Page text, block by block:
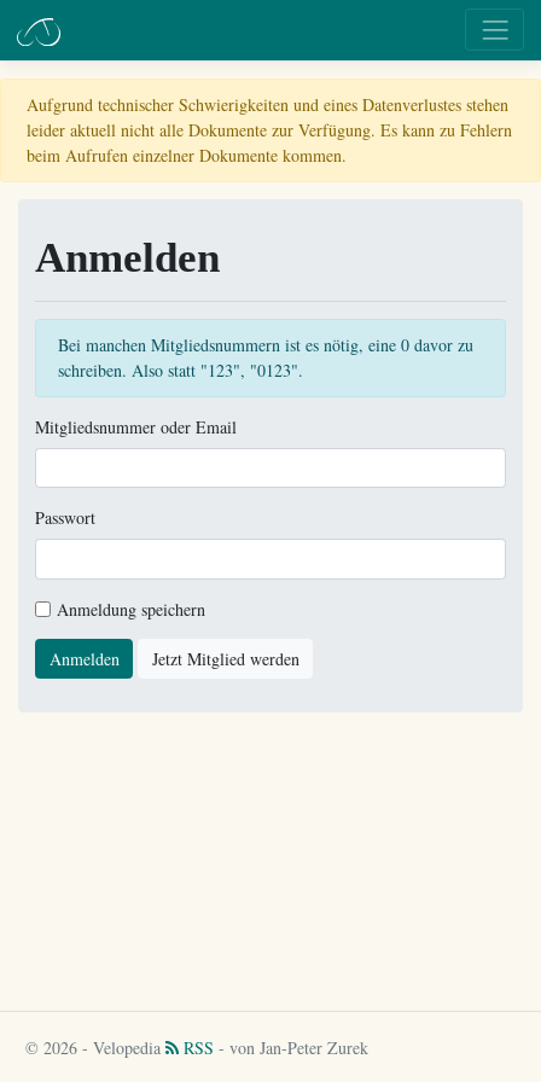
Aufgrund technischer Schwierigkeiten und eines Datenverlustes stehen
leider aktuell nicht alle Dokumente zur Verfügung. Es kann zu Fehlern
beim Aufrufen einzelner Dokumente kommen.
Anmelden
Bei manchen Mitgliedsnummern ist es nötig, eine 0 davor zu
schreiben. Also statt "123", "0123".
Mitgliedsnummer oder Email
Passwort
Anmeldung speichern
Anmelden Jetzt Mitglied werden
© 2026 - Velopedia RSS - von Jan-Peter Zurek